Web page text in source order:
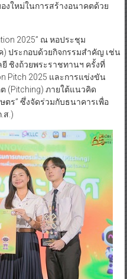
งใหม่ในการสร้างอนาคตด้วย
2025” ณ หอประชุม
ประกอบด้วยกิจกรรมสำคัญ เช่น
ชิงถ้วยพระราชทานฯ ครั้งที่
Pitch 2025 และการแข่งขัน
(Pitching) ภายใต้แนวคิด
ตร” ซึ่งจัดร่วมกับธนาคารเพื่อ
ส.)